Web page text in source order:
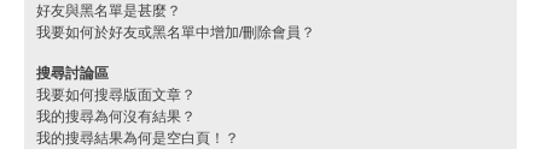
好友與黑名單是甚麼？
我要如何於好友或黑名單中增加/刪除會員？
搜尋討論區
我要如何搜尋版面文章？
我的搜尋為何沒有結果？
我的搜尋結果為何是空白頁！？